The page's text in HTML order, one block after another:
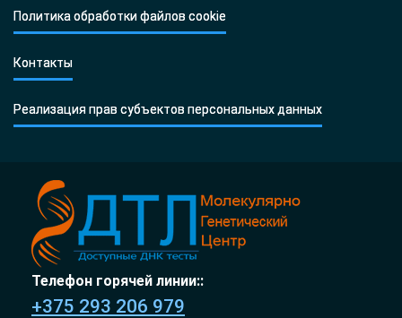
Политика обработки файлов cookie
Контакты
Реализация прав субъектов персональных данных
Телефон горячей линии::
+375 293 206 979